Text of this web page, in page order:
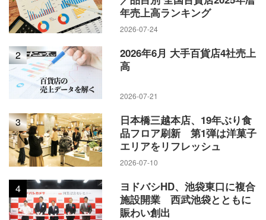
年売上高ランキング
2026-07-24
2
2026年6月 大手百貨店4社売上
高
2026-07-21
3
日本橋三越本店、19年ぶり食
品フロア刷新 第1弾は洋菓子
エリアをリフレッシュ
2026-07-10
4
ヨドバシHD、池袋東口に複合
施設開業 西武池袋とともに
賑わい創出